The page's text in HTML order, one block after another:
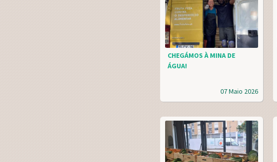
07 Maio 2026
CHEGÁMOS À MINA DE
ÁGUA!